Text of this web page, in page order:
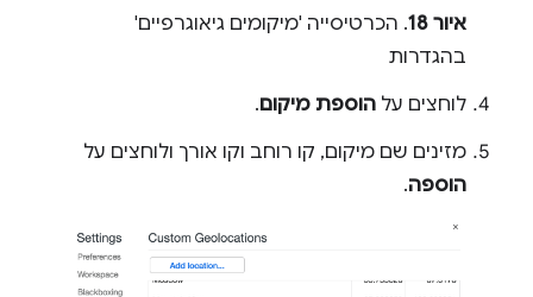
איור 18
. הכרטיסייה 'מיקומים גיאוגרפיים'
בהגדרות
לוחצים על הוספת מיקום.
מזינים שם מיקום, קו רוחב וקו אורך ולוחצים על
הוספה.